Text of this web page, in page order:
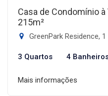
Casa de Condomínio
215m²
GreenPark Residence,
3 Quartos 4
Mais informações